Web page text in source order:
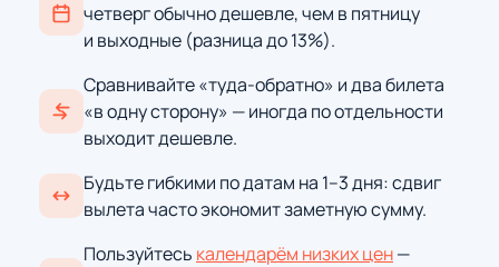
четверг обычно дешевле, чем в пятницу
и выходные (разница до 13%).
Сравнивайте «туда-обратно» и два билета
«в одну сторону» — иногда по отдельности
выходит дешевле.
Будьте гибкими по датам на 1–3 дня: сдвиг
вылета часто экономит заметную сумму.
Пользуйтесь календарём низких цен—